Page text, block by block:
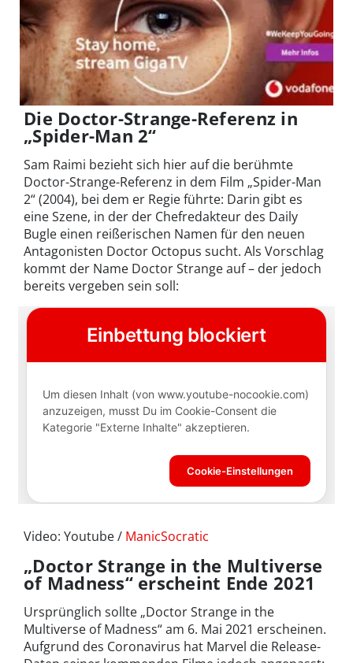
Die Doctor-Strange-Referenz in
„Spider-Man 2“
Sam Raimi bezieht sich hier auf die berühmte
Doctor-Strange-Referenz in dem Film „Spider-Man
2“ (2004), bei dem er Regie führte: Darin gibt es
eine Szene, in der der Chefredakteur des Daily
Bugle einen reißerischen Namen für den neuen
Antagonisten Doctor Octopus sucht. Als Vorschlag
kommt der Name Doctor Strange auf – der jedoch
bereits vergeben sein soll:
Video: Youtube / ManicSocratic
„Doctor Strange in the Multiverse
of Madness“ erscheint Ende 2021
Ursprünglich sollte „Doctor Strange in the
Multiverse of Madness“ am 6. Mai 2021 erscheinen.
Aufgrund des Coronavirus hat Marvel die Release-